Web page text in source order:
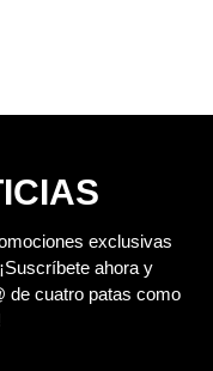
exclusivas
¡Suscríbete ahora y
de cuatro patas como